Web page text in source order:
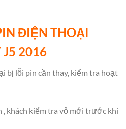
ĐIỆN THOẠI
J5 2016
bị lỗi pin cần thay, kiểm tra hoạt
, khách kiểm tra vỏ mới trước khi